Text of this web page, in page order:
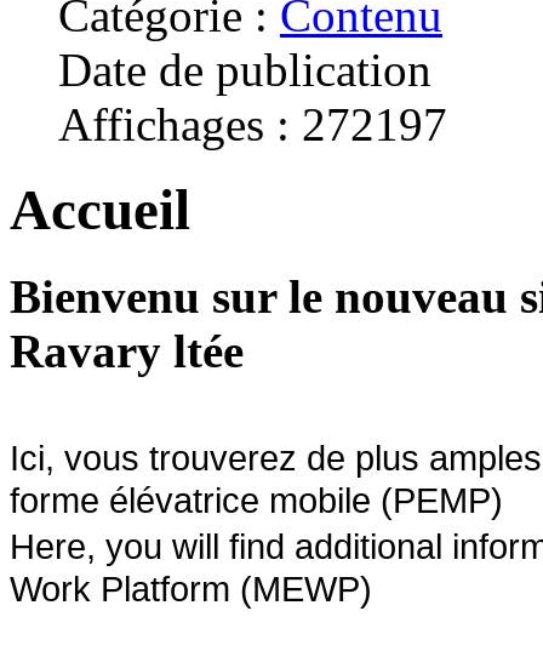
Catégorie : Contenu
Date de publication
Affichages : 272197
Accueil
Bienvenu sur le nouveau
Ravary ltée
Ici, vous trouverez de plus
forme élévatrice mobile (PEMP)
Here, you will find additional
Work Platform (MEWP)